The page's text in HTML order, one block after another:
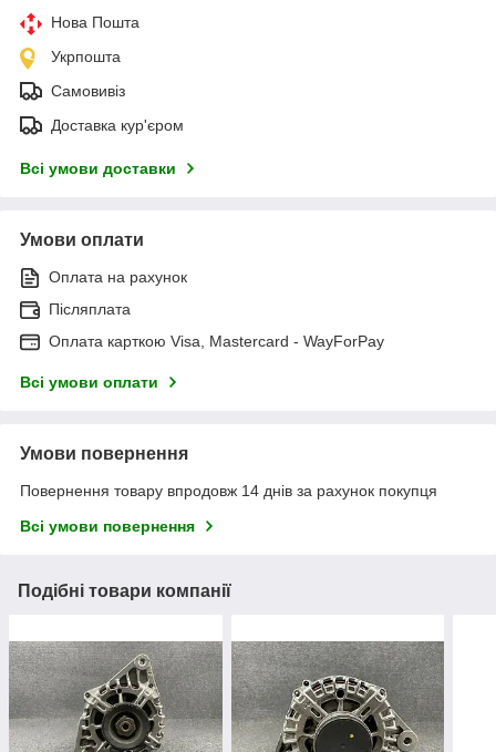
Нова Пошта
Укрпошта
Самовивіз
Доставка кур'єром
Всі умови доставки
Умови оплати
Оплата на рахунок
Післяплата
Оплата карткою Visa, Mastercard - WayForPay
Всі умови оплати
Умови повернення
Повернення товару впродовж 14 днів за рахунок покупця
Всі умови повернення
Подібні товари компанії